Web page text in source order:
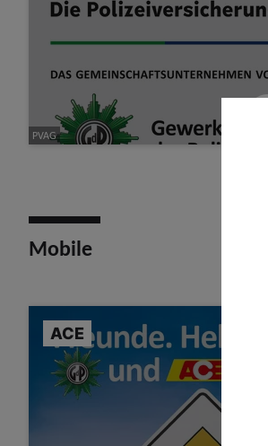
PVAG
Mobile
ACE